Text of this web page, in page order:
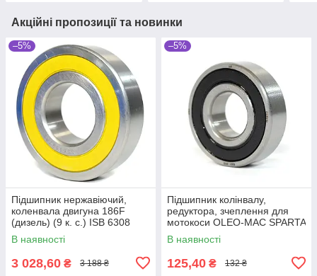
Акційні пропозиції та новинки
–5%
Підшипник нержавіючий,
коленвала двигуна 186F
(дизель) (9 к. с.) ISB 6308
2RS SS SING (180308)
(40x90x23)
В наявності
3 028,60 ₴ 3 188 ₴
–5%
Підшипник колінвалу,
редуктора, зчеплення для
мотокоси OLEO-MAC SPARTA
25 SPARTA 37, SPARTA 38,
SPARTA 40,
В наявності
125,40 ₴ 132 ₴